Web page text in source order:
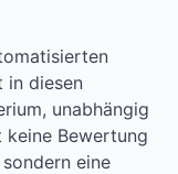
in diesen
unabhängig
keine Bewertung
eine